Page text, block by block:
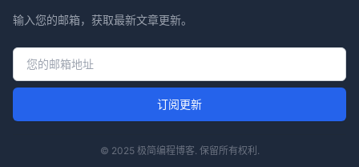
输入您的邮箱，获取最新文章更新。
邮箱地址
订阅更新
© 2025 极简编程博客. 保留所有权利.